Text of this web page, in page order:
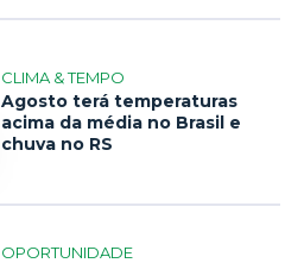
CLIMA & TEMPO
Agosto terá temperaturas
acima da média no Brasil e
chuva no RS
OPORTUNIDADE